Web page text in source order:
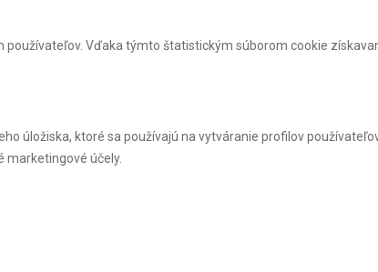
Vďaka týmto štatistickým súborom cookie
úložiska, ktoré sa používajú na vytváranie profilov
marketingové účely.